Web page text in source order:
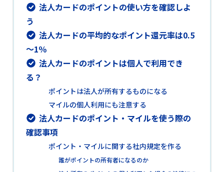
法人カードのポイントの使い方を確認しよ
う
法人カードの平均的なポイント還元率は0.5
～1％
法人カードのポイントは個人で利用でき
る？
ポイントは法人が所有するものになる
マイルの個人利用にも注意する
法人カードのポイント・マイルを使う際の
確認事項
ポイント・マイルに関する社内規定を作る
誰がポイントの所有者になるのか